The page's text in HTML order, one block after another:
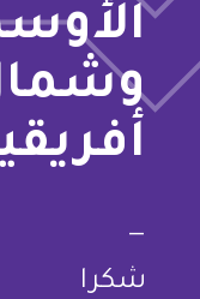
—
شكرا